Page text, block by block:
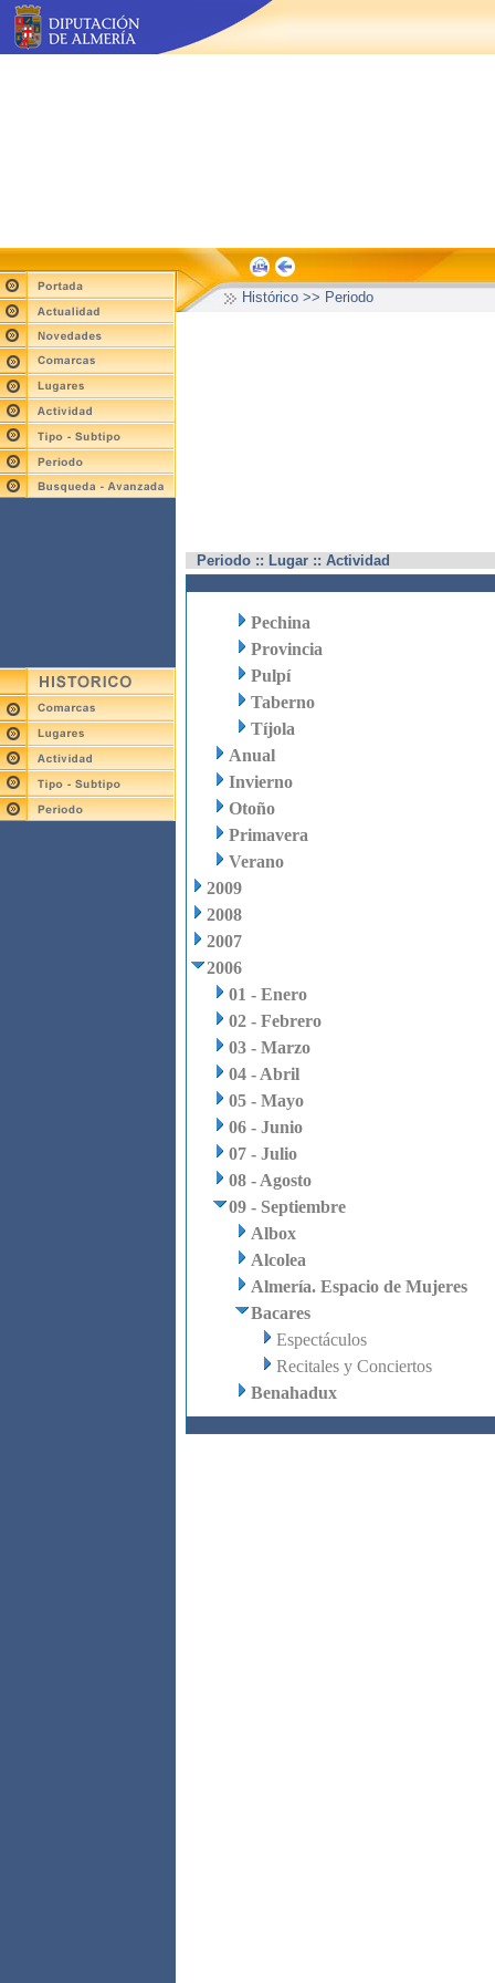
Histórico >> Periodo
Periodo :: Lugar :: Actividad
Pechina
Provincia
Pulpí
Taberno
Tíjola
Anual
Invierno
Otoño
Primavera
Verano
2009
2008
2007
2006
01 - Enero
02 - Febrero
03 - Marzo
04 - Abril
05 - Mayo
06 - Junio
07 - Julio
08 - Agosto
09 - Septiembre
Albox
Alcolea
Almería. Espacio de Mujeres
Bacares
Espectáculos
Recitales y Conciertos
Benahadux